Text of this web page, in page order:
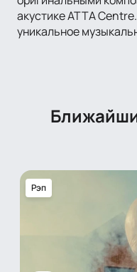
акустике ATTA
уникальное
Рэп